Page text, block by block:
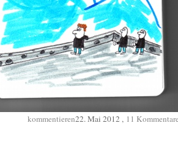
11
22. Mai 2012 ,
kommentieren